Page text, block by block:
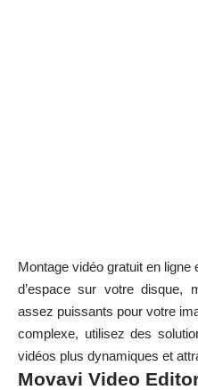
Montage vidéo gratuit en ligne
d’espace sur votre disque,
assez puissants pour votre
complexe, utilisez des
vidéos plus dynamiques et
Movavi Video